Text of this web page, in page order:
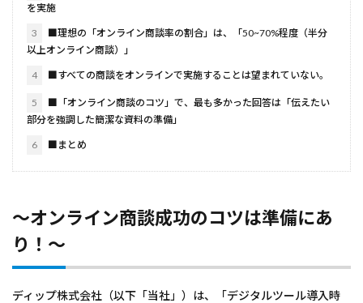
を実施
3
■理想の「オンライン商談率の割合」は、「50~70%程度（半分
以上オンライン商談）」
4 ■すべての商談をオンラインで実施することは望まれていない。
5
■「オンライン商談のコツ」で、最も多かった回答は「伝えたい
部分を強調した簡潔な資料の準備」
6 ■まとめ
～オンライン商談成功のコツは準備にあ
り！～
ディップ株式会社（以下「当社」）は、「デジタルツール導入時